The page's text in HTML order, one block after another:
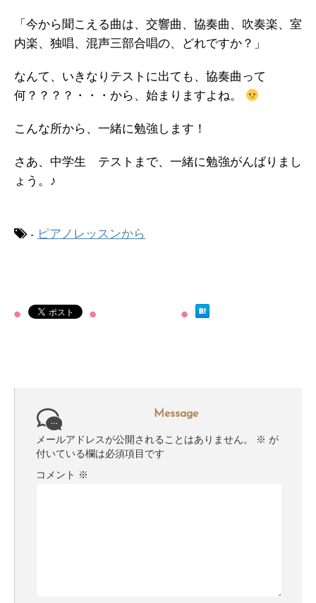
「今から聞こえる曲は、交響曲、協奏曲、吹奏楽、室
内楽、独唱、混声三部合唱の、どれですか？」
なんて、いきなりテストに出ても、協奏曲って
何？？？？・・・から、始まりますよね。
こんな所から、一緒に勉強します！
さあ、中学生 テストまで、一緒に勉強がんばりまし
ょう。♪
- ピアノレッスンから
Message
メールアドレスが公開されることはありません。 ※ が
付いている欄は必須項目です
コメント ※